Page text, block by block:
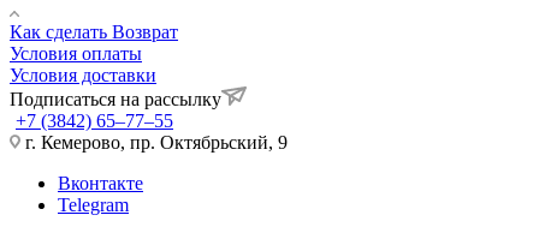
Как сделать Возврат
Условия оплаты
Условия доставки
Подписаться на рассылку
+7 (3842) 65–77–55
г. Кемерово, пр. Октябрьский, 9
Вконтакте
Telegram